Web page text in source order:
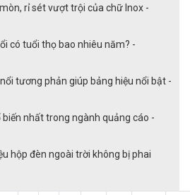
rỉ sét vượt trội của chữ Inox -
có tuổi thọ bao nhiêu năm? -
tương phản giúp bảng hiệu nổi bật -
biến nhất trong ngành quảng cáo -
hộp đèn ngoài trời không bị phai